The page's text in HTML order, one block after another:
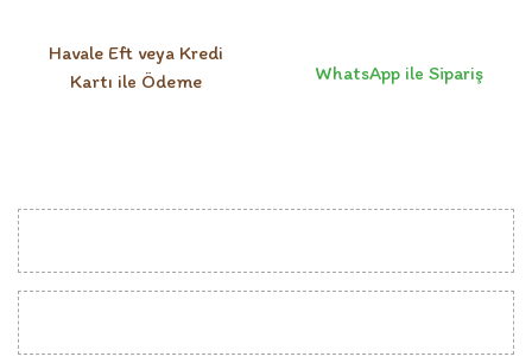
Havale Eft veya Kredi
Kartı ile Ödeme
WhatsApp ile Sipariş